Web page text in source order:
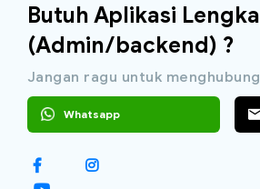
Butuh Aplikasi
(Admin/backend) ?
Jangan ragu untuk
Whatsapp